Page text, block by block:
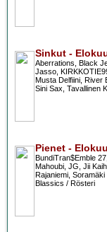
Sinkut -
Aberrations, Black
Jasso,
Musta Delfiini, River
Sini Sax, Tavallinen
Pienet -
BundiTran$Emble
Mahoubi, JG, Jii
Rajaniemi,
Blassics / Rösteri